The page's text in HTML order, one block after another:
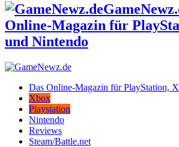
Online-Magazin für
und Nintendo
Das Online-Magazin für PlayStation,
Xbox
Playstation
Nintendo
Reviews
Steam/Battle.net